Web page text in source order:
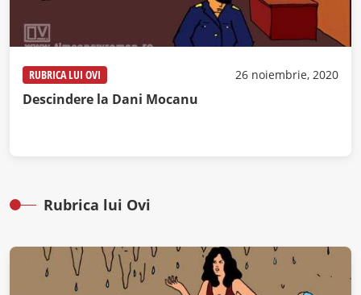
RUBRICA LUI OVI 26 noiembrie, 2020
Descindere la Dani Mocanu
Rubrica lui Ovi